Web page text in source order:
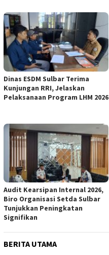
Dinas ESDM Sulbar Terima
Kunjungan RRI, Jelaskan
Pelaksanaan Program LHM 2026
Audit Kearsipan Internal 2026,
Biro Organisasi Setda Sulbar
Tunjukkan Peningkatan
Signifikan
BERITA UTAMA